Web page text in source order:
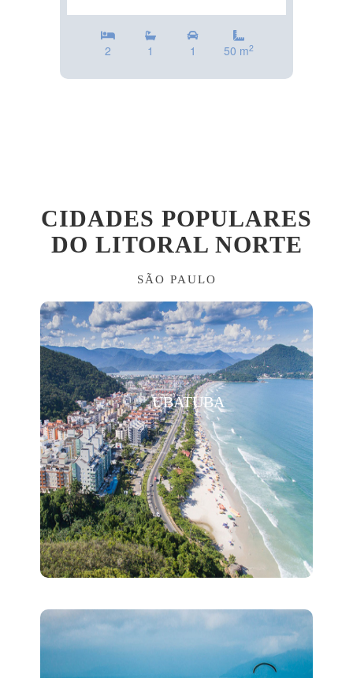
2 1 1 50 m2
CIDADES POPULARES
DO LITORAL NORTE
SÃO PAULO
UBATUBA